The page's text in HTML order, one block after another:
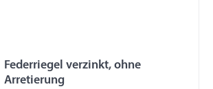
Federriegel verzinkt, ohne
Arretierung